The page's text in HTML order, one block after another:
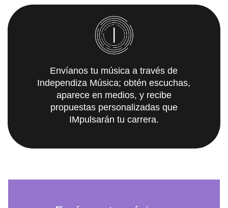
Envíanos tu música a través de
Independiza Música; obtén escuchas,
aparece en medios, y recibe
propuestas personalizadas que
IMpulsarán tu carrera.